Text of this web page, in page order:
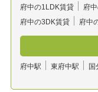
府中の1LDK賃貸
府
府中の3DK賃貸
府中
府中駅 東府中駅 国